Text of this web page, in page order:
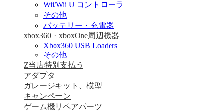
Wii/Wii U コントローラ
その他
バッテリー・充電器
xbox360・xboxOne周辺機器
Xbox360 USB Loaders
その他
Z当店特別支払う
アダプタ
ガレージキット、模型
キャンペーン
ゲーム機リペアパーツ